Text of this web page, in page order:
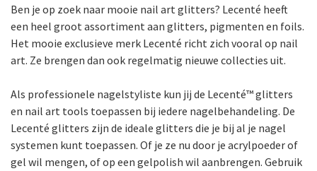
Ben je op zoek naar mooie nail art glitters? Lecenté heeft
een heel groot assortiment aan glitters, pigmenten en foils.
Het mooie exclusieve merk Lecenté richt zich vooral op nail
art. Ze brengen dan ook regelmatig nieuwe collecties uit.
Als professionele nagelstyliste kun jij de Lecenté™ glitters
en nail art tools toepassen bij iedere nagelbehandeling. De
Lecenté glitters zijn de ideale glitters die je bij al je nagel
systemen kunt toepassen. Of je ze nu door je acrylpoeder of
gel wil mengen, of op een gelpolish wil aanbrengen. Gebruik